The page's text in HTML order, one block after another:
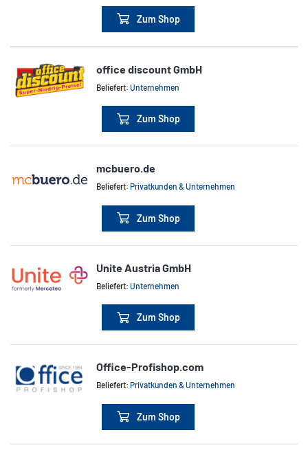
Zum Shop
office discount GmbH
Beliefert:Unternehmen
Zum Shop
mcbuero.de
Beliefert:Privatkunden & Unternehmen
Zum Shop
Unite Austria GmbH
Beliefert:Unternehmen
Zum Shop
Office-Profishop.com
Beliefert:Privatkunden & Unternehmen
Zum Shop